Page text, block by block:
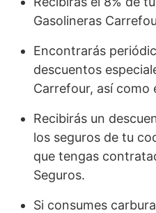
Gasolineras
Encontrarás
descuentos
Carrefour, así como
Recibirás un
los seguros de tu
que tengas
Seguros.
Si consumes